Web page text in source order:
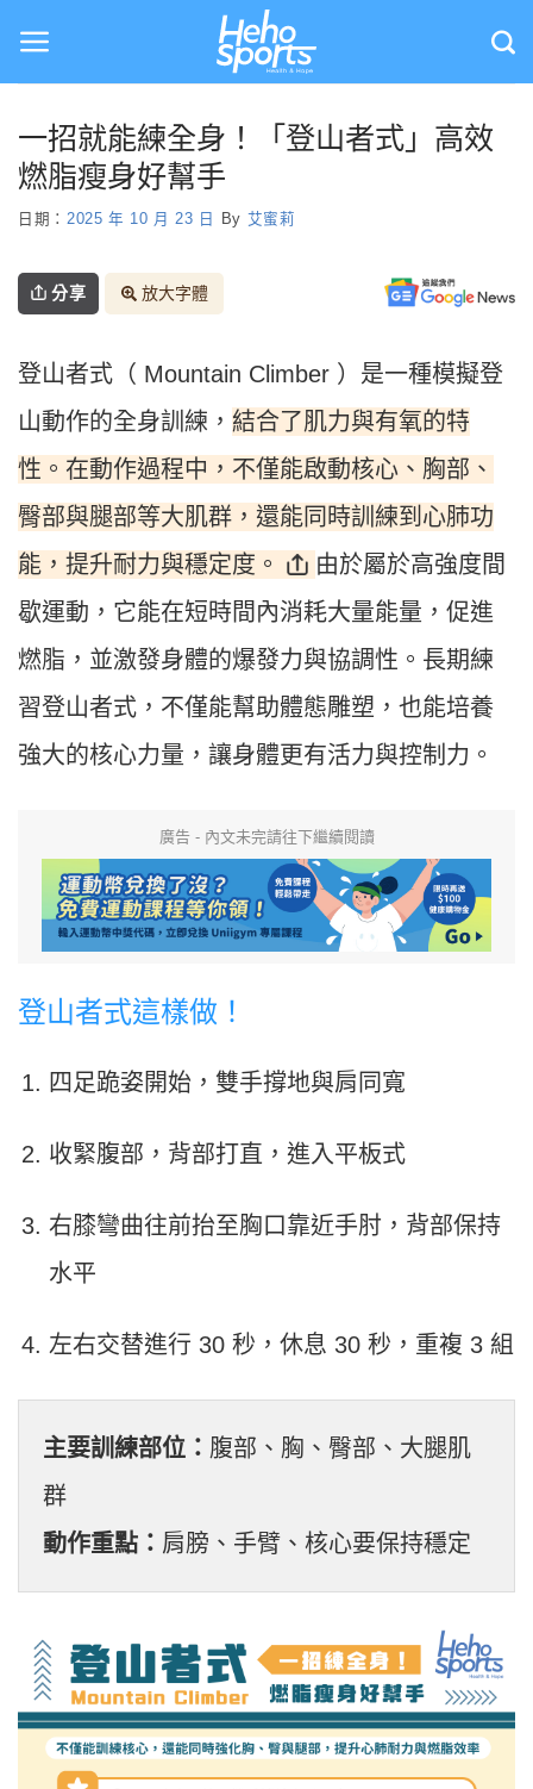
content
一招就能練全身！「登山者式」高效
燃脂瘦身好幫手
日期： 2025 年 10 月 23 日 By 艾蜜莉
分享 放大字體
登山者式（ Mountain Climber ）是一種模擬登
山動作的全身訓練， 結合了肌力與有氧的特
性。在動作過程中，不僅能啟動核心、胸部、
臀部與腿部等大肌群，還能同時訓練到心肺功
能，提升耐力與穩定度。
由於屬於高強度間
歇運動，它能在短時間內消耗大量能量，促進
燃脂，並激發身體的爆發力與協調性。長期練
習登山者式，不僅能幫助體態雕塑，也能培養
強大的核心力量，讓身體更有活力與控制力。
廣告 - 內文未完請往下繼續閱讀
登山者式這樣做！
四足跪姿開始，雙手撐地與肩同寬
收緊腹部，背部打直，進入平板式
右膝彎曲往前抬至胸口靠近手肘，背部保持
水平
左右交替進行 30 秒，休息 30 秒，重複 3 組
主要訓練部位： 腹部、胸、臀部、大腿肌
群
動作重點： 肩膀、手臂、核心要保持穩定